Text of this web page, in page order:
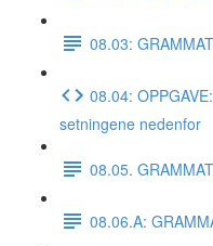
08.03:
08.04:
setningene nedenfor
08.05.
08.06.A: